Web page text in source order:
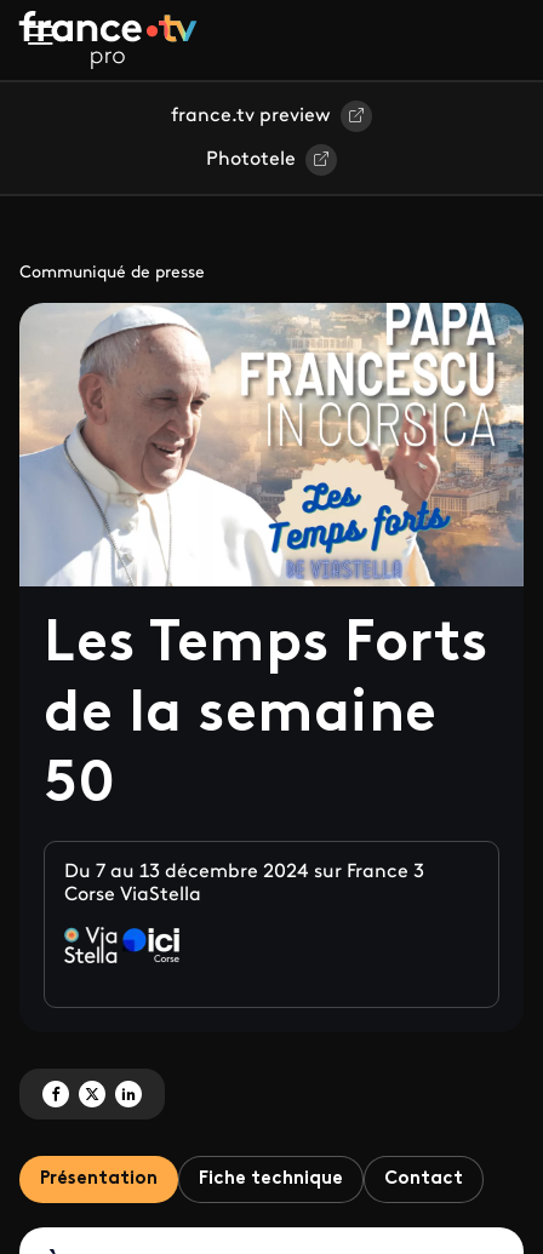
Aller au contenu principal
france.tv preview
Phototele
Communiqué de presse
Les Temps Forts
de la semaine
50
Du 7 au 13 décembre 2024 sur France 3
Corse ViaStella
Partagez 'Les Temps Forts de la semaine 50' sur Facebook
Partagez 'Les Temps Forts de la semaine 50' sur X
Partagez 'Les Temps Forts de la semaine 50' sur LinkedIn
Présentation Fiche technique Contact